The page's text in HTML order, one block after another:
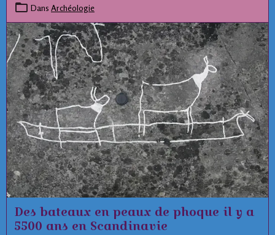
explication possible raisonnable pour expliquer les
anomalies orbitales de plusieurs mini-planètes
dansla ceinture de Kuiper, aux confins de notre
système solaire.
Dans Archéologie
Des bateaux en peaux de phoque il y a
5500 ans en Scandinavie